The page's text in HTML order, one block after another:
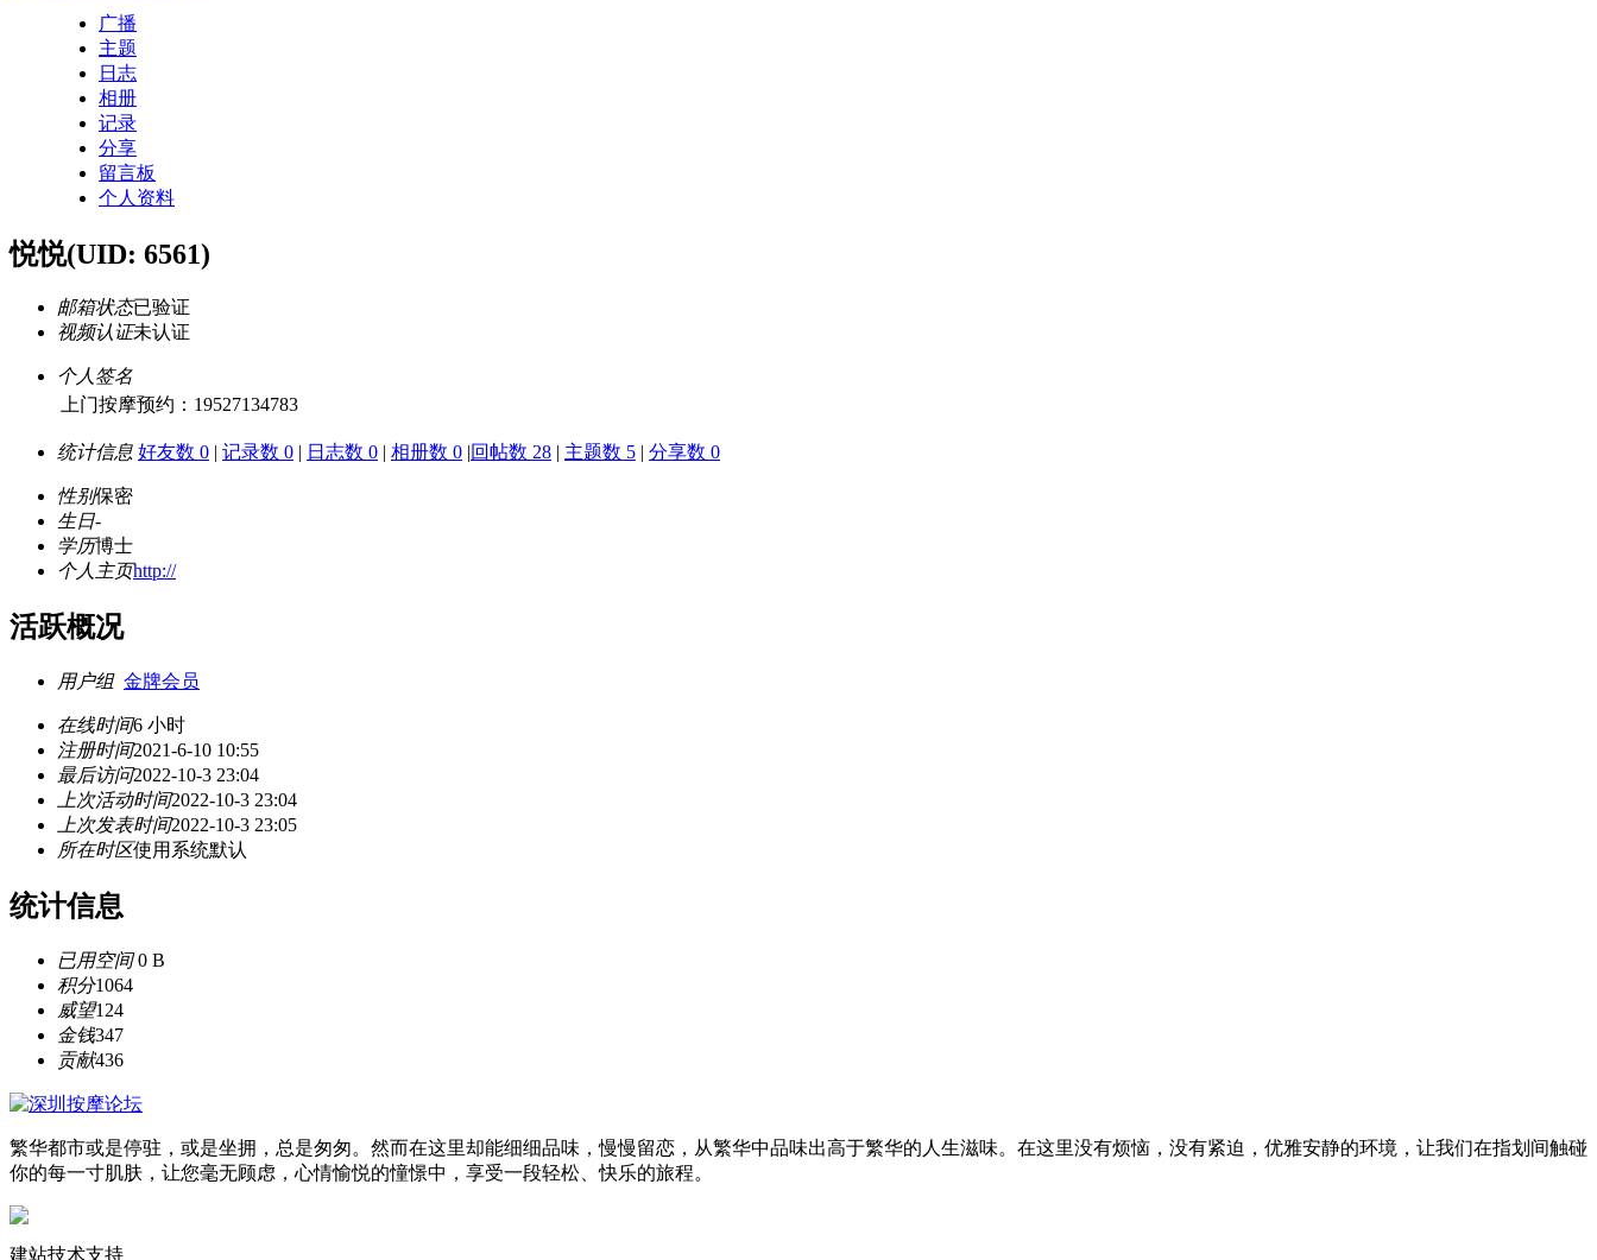
广播
主题
日志
相册
记录
分享
留言板
个人资料
悦悦(UID: 6561)
邮箱状态已验证
视频认证未认证
个人签名
上门按摩预约：19527134783
统计信息 好友数 0 | 记录数 0 | 日志数 0 | 相册数 0 |回帖数 28 | 主题数 5 | 分享数 0
性别保密
生日-
学历博士
个人主页http://
活跃概况
用户组 金牌会员
在线时间6 小时
注册时间2021-6-10 10:55
最后访问2022-10-3 23:04
上次活动时间2022-10-3 23:04
上次发表时间2022-10-3 23:05
所在时区使用系统默认
统计信息
已用空间0 B
积分1064
威望124
金钱347
贡献436
繁华都市或是停驻，或是坐拥，总是匆匆。然而在这里却能细细品味，慢慢留恋，从繁华中品味出高于繁华的人生滋味。在这里没有烦恼，没有紧迫，优雅安静的环境，让我们在指划间触碰
你的每一寸肌肤，让您毫无顾虑，心情愉悦的憧憬中，享受一段轻松、快乐的旅程。
建站技术支持